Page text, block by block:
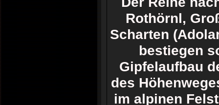
Rothörnl,
Scharten
bestiegen
Gipfelaufbau
des
im alpinen